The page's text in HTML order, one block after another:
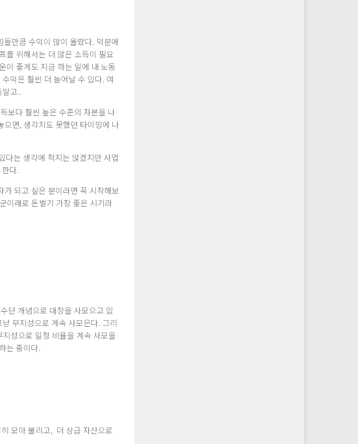
만큼 수익이 많이 올랐다. 덕분에
를 위해서는 더 많은 소득이 필요
이 좋게도 지금 하는 일에 내 노동
익은 훨씬 더 늘어날 수 있다. 여
고..
보다 훨씬 높은 수준의 자본을 나
면, 생각치도 못했던 타이밍에 나
다는 생각에 적지는 않겠지만 사업
다.
되고 싶은 분이라면 꼭 시작해보
이래로 돈벌기 가장 좋은 시기라
단 개념으로 대장을 사모으고 있
무지성으로 계속 사모은다. 그리
성으로 일정 비율을 계속 사모을
는 중이다.
모아 불리고, 더 상급 자산으로